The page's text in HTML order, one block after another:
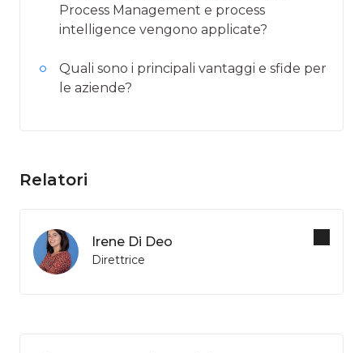
Process Management e process
intelligence vengono applicate?
Quali sono i principali vantaggi e sfide per
le aziende?
Relatori
Irene Di Deo
Direttrice